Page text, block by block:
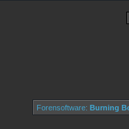
Forensoftware: Burning